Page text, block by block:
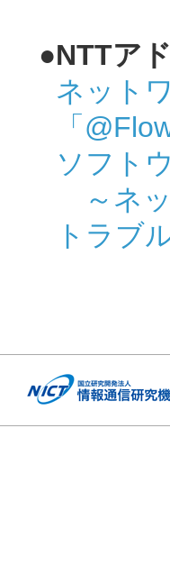
●NTTア
ネット
「
ソフト
～ネッ
トラブ